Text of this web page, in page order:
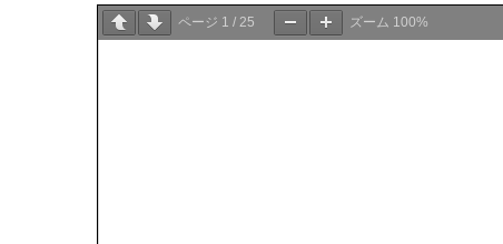
ページ 1 / 25 ズーム 100%